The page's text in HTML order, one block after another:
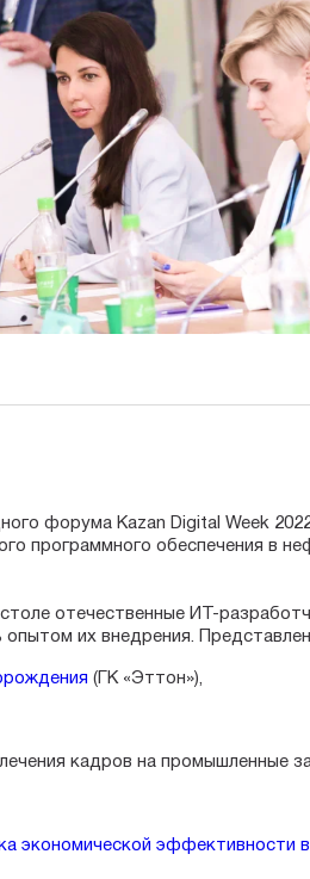
форума Kazan Digital Week
программного обеспечения в
отечественные ИТ-
опытом их внедрения.
(ГК «Эттон»),
кадров на промышленные
экономической эффективности